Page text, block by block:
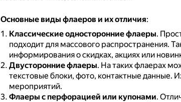
Основные виды флаеров и их отличия:
Классические односторонние флаеры.
подходит для массового распространения.
информирования о скидках, акциях или
Двусторонние флаеры. На таких флаерах
текстовые блоки, фото, контактные данные.
мероприятий.
Флаеры с перфорацией или купонами.